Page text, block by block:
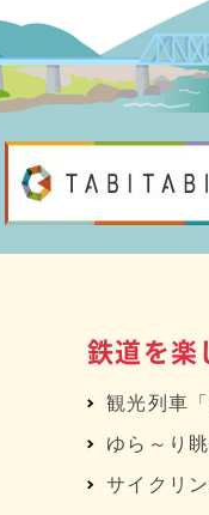
鉄道を楽
観光列車「
ゆら～り
サイクリ